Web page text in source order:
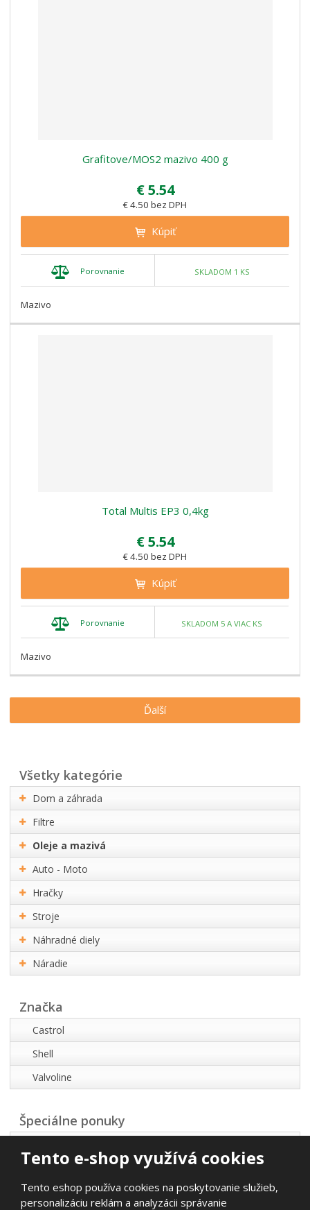
Tento e-shop využívá cookies
Tento eshop používa cookies na poskytovanie služieb,
personalizáciu reklám a analyzácii správanie
Grafitove/MOS2 mazivo 400 g
€ 5.54
€ 4.50 bez DPH
Kúpiť
Porovnanie SKLADOM 1 KS
Mazivo
Total Multis EP3 0,4kg
€ 5.54
€ 4.50 bez DPH
Kúpiť
Porovnanie SKLADOM 5 A VIAC KS
Mazivo
Ďalší
všetky kategórie
Dom a záhrada
Filtre
Oleje a mazivá
Auto - Moto
Hračky
Stroje
Náhradné diely
Náradie
Značka
Castrol
Shell
Valvoline
Špeciálne ponuky
Najpredávanejšie
Novinky